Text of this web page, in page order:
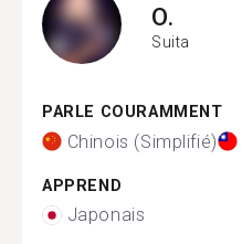
O.
Suita
PARLE COURAMMENT
Chinois (Simplifié)
APPREND
Japonais